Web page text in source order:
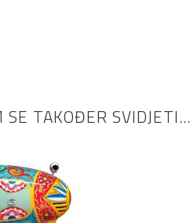
SE TAKOĐER SVIDJETI…